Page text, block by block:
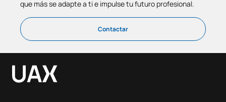
que más se adapte a ti e impulse tu futuro profesional.
Contactar